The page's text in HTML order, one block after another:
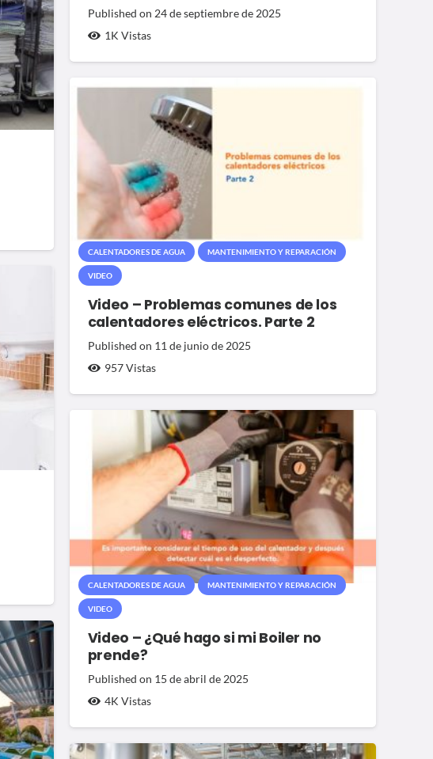
Published on 24 de septiembre de 2025
1K Vistas
CALENTADORES DE AGUA MANTENIMIENTO Y REPARACIÓN
VIDEO
Video – Problemas comunes de los
calentadores eléctricos. Parte 2
Published on 11 de junio de 2025
957Vistas
CALENTADORES DE AGUA MANTENIMIENTO Y REPARACIÓN
VIDEO
Video – ¿Qué hago si mi Boiler no
prende?
Published on 15 de abril de 2025
4K Vistas